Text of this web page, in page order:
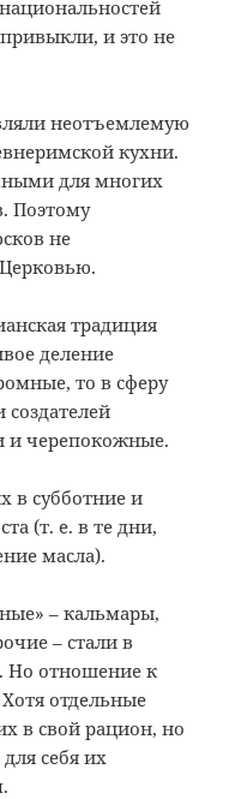
и это не
неотъемлемую
кухни.
для многих
Поэтому
не
традиция
деление
то в сферу
и черепокожные.
в субботние и
(т. е. в те дни,
масла).
– кальмары,
– стали в
Но отношение к
отдельные
в свой рацион, но
себя их